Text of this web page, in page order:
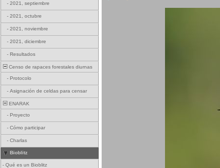
- 2021, septiembre
- 2021, octubre
- 2021, noviembre
- 2021, diciembre
- Resultados
Censo de rapaces forestales diurnas
- Protocolo
- Asignación de celdas para censar
ENARAK
- Proyecto
- Cómo participar
- Charlas
Bioblitz
- Qué es un Bioblitz